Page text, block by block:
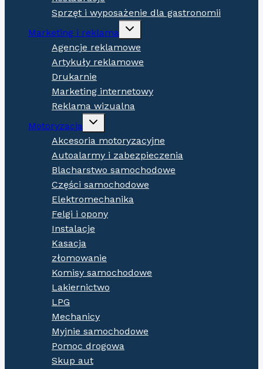
Sprzęt i wyposażenie dla gastronomii
Marketing i reklama
Expand
Agencje reklamowe
Artykuły reklamowe
Drukarnie
Marketing internetowy
Reklama wizualna
Motoryzacja
Expand
menu
Akcesoria motoryzacyjne
Autoalarmy i zabezpieczenia
Blacharstwo samochodowe
Części samochodowe
Elektromechanika
Felgi i opony
Instalacje
Kasacja
złomowanie
Komisy samochodowe
Lakiernictwo
LPG
Mechanicy
Myjnie samochodowe
Pomoc drogowa
Skup aut